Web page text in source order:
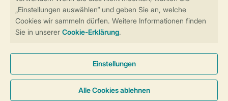
Weitere Informationen und Einstellungen
Sicheres Bezahlen